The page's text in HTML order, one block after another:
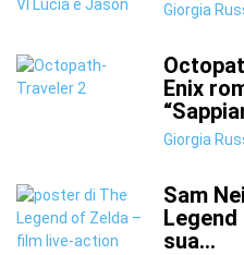
Giorgia
Enix
Giorgia
Sam
sua...